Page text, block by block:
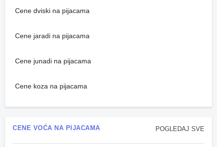
Cene dviski na pijacama
Cene jaradi na pijacama
Cene junadi na pijacama
Cene koza na pijacama
POGLEDAJ SVE
CENE VOĆA NA PIJACAMA